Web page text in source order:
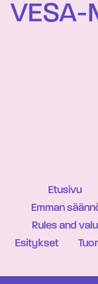
VESA-
Etusivu
Emman
Rules and
Esitykset